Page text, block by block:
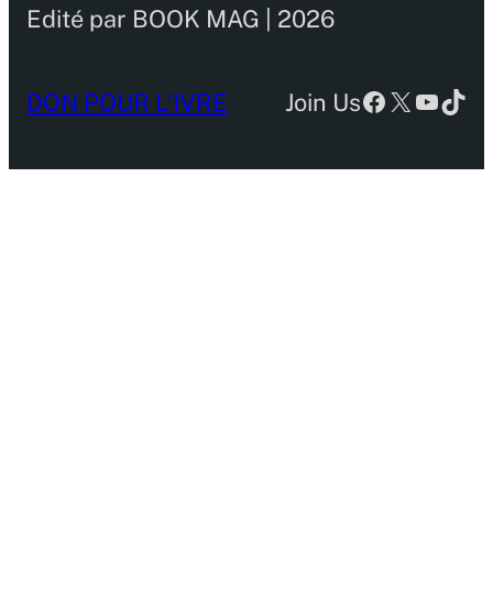
Edité par BOOK MAG | 2026
DON POUR L’IVRE Join UsFacebook
X